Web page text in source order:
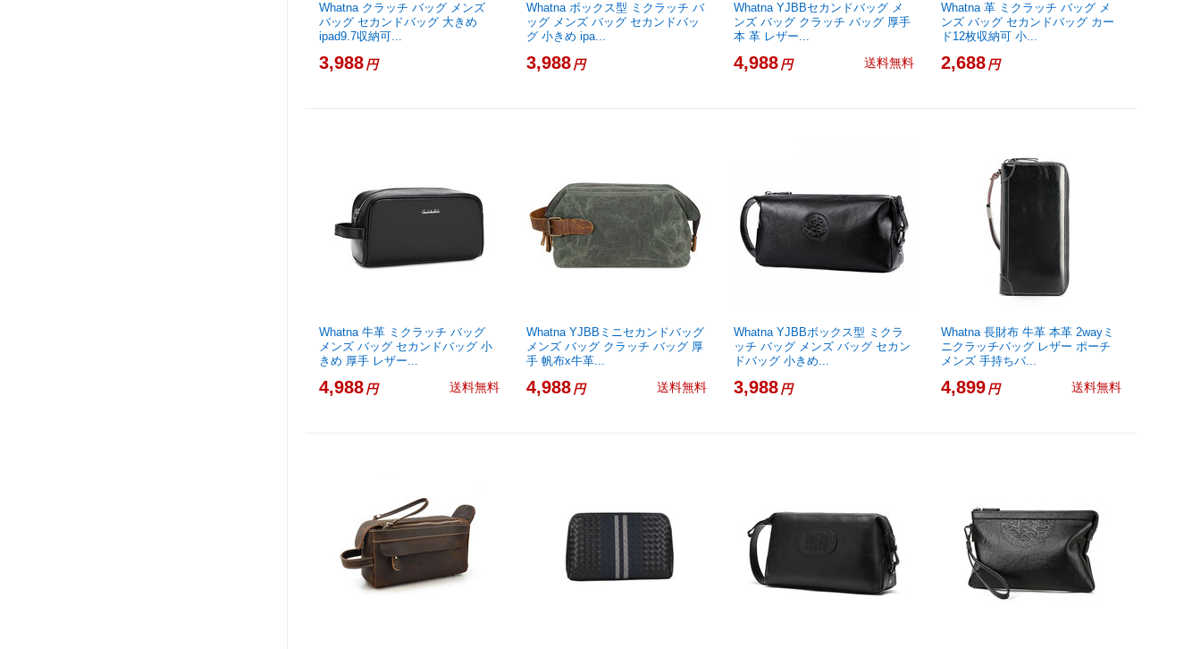
Whatna クラッチ バッグ メンズ
バッグ セカンドバッグ 大きめ
ipad9.7収納可...
3,988円
Whatna ボックス型 ミクラッチ バ
ッグ メンズ バッグ セカンドバッ
グ 小きめ ipa...
3,988円
Whatna YJBBセカンドバッグ メ
ンズ バッグ クラッチ バッグ 厚手
本 革 レザー...
4,988円 送料無料
Whatna 革 ミクラッチ バッグ メ
ンズ バッグ セカンドバッグ カー
ド12枚収納可 小...
2,688円
Whatna 牛革 ミクラッチ バッグ
メンズ バッグ セカンドバッグ 小
きめ 厚手 レザー...
4,988円 送料無料
Whatna YJBBミニセカンドバッグ
メンズ バッグ クラッチ バッグ 厚
手 帆布x牛革...
4,988円 送料無料
Whatna YJBBボックス型 ミクラ
ッチ バッグ メンズ バッグ セカン
ドバッグ 小きめ...
3,988円
Whatna 長財布 牛革 本革 2wayミ
ニクラッチバッグ レザー ポーチ
メンズ 手持ちバ...
4,899円 送料無料